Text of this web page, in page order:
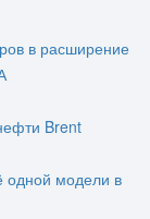
в расширение
Brent
одной модели в